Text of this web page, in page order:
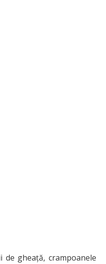
de gheață, crampoanele